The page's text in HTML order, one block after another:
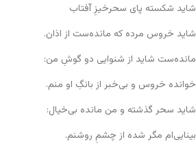
شاید شکسته پای سحرخیزِ آفتاب
شاید خروس مرده که مانده‌ست از اذان.
مانده‌ست شاید از شنوایی دو گوشِ من:
خوانده خروس و بی‌خبر از بانگِ او منم.
شاید سحر گذشته و من مانده بی‌خیال:
بینایی‌ام مگر شده از چشمِ روشنم.